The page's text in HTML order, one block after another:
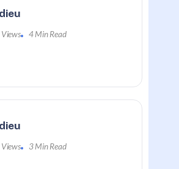
4 Min Read
3 Min Read